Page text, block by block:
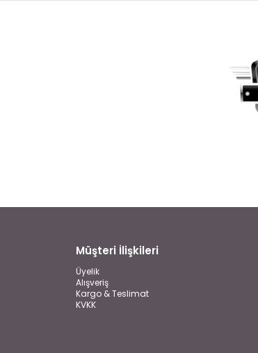
Müşteri İlişkileri
Üyelik
Alışveriş
Kargo & Teslimat
KVKK